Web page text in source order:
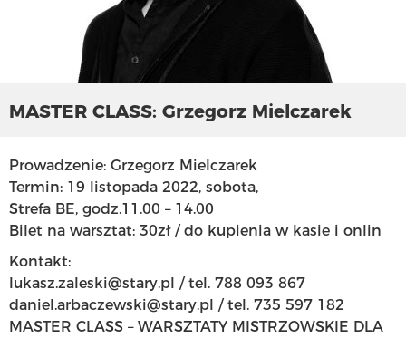
MASTER CLASS: Grzegorz Mielczarek
Prowadzenie: Grzegorz Mielczarek
Termin: 19 listopada 2022, sobota,
Strefa BE, godz.11.00 – 14.00
Bilet na warsztat: 30zł / do kupienia w kasie i onlin
Kontakt:
lukasz.zaleski@stary.pl / tel. 788 093 867
daniel.arbaczewski@stary.pl / tel. 735 597 182
MASTER CLASS – WARSZTATY MISTRZOWSKIE DLA